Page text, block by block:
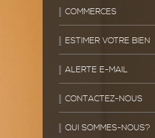
COMMERCES
ESTIMER VOTRE BIEN
ALERTE E-MAIL
CONTACTEZ-NOUS
QUI SOMMES-NOUS?